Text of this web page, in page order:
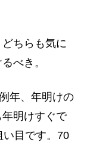
ちらも気に
べき。
年、年明けの
明けすぐで
い目です。70